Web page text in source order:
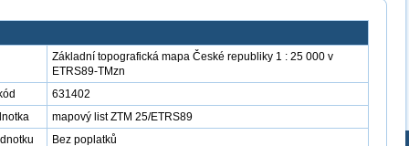
Základní topografická mapa České republiky 1 : 25 000 v
ETRS89-TMzn
631402
mapový list ZTM 25/ETRS89
Bez poplatků